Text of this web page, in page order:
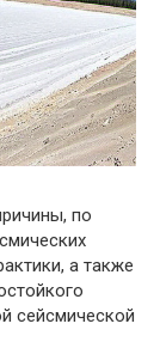
по
а также
сейсмической